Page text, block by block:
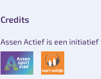
Credits
Assen Actief is een initiatief